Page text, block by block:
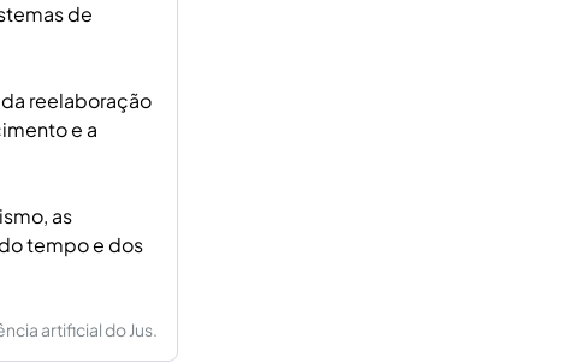
de
reelaboração
e a
as
tempo e dos
artificial do Jus.